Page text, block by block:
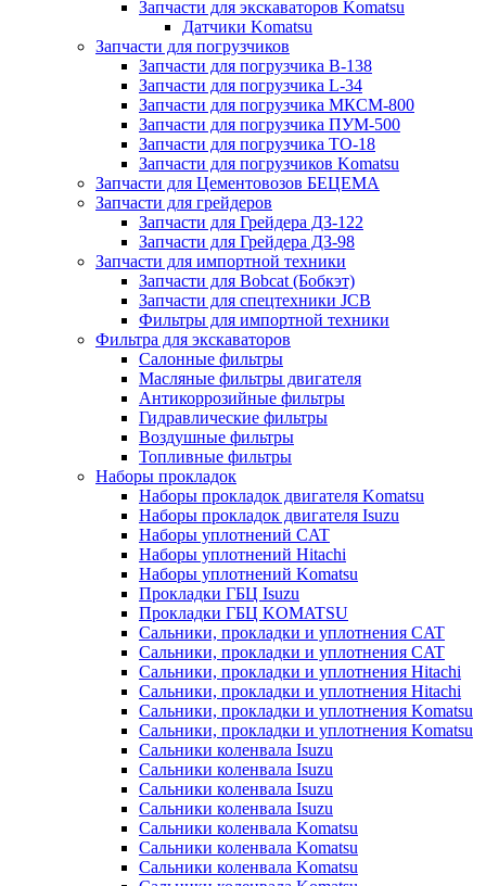
Запчасти для экскаваторов Komatsu
Датчики Komatsu
Запчасти для погрузчиков
Запчасти для погрузчика B-138
Запчасти для погрузчика L-34
Запчасти для погрузчика МКСМ-800
Запчасти для погрузчика ПУМ-500
Запчасти для погрузчика ТО-18
Запчасти для погрузчиков Komatsu
Запчасти для Цементовозов БЕЦЕМА
Запчасти для грейдеров
Запчасти для Грейдера ДЗ-122
Запчасти для Грейдера ДЗ-98
Запчасти для импортной техники
Запчасти для Bobcat (Бобкэт)
Запчасти для спецтехники JCB
Фильтры для импортной техники
Фильтра для экскаваторов
Салонные фильтры
Масляные фильтры двигателя
Антикоррозийные фильтры
Гидравлические фильтры
Воздушные фильтры
Топливные фильтры
Наборы прокладок
Наборы прокладок двигателя Komatsu
Наборы прокладок двигателя Isuzu
Наборы уплотнений CAT
Наборы уплотнений Hitachi
Наборы уплотнений Komatsu
Прокладки ГБЦ Isuzu
Прокладки ГБЦ KOMATSU
Сальники, прокладки и уплотнения CAT
Сальники, прокладки и уплотнения CAT
Сальники, прокладки и уплотнения Hitachi
Сальники, прокладки и уплотнения Hitachi
Сальники, прокладки и уплотнения Komatsu
Сальники, прокладки и уплотнения Komatsu
Сальники коленвала Isuzu
Сальники коленвала Isuzu
Сальники коленвала Isuzu
Сальники коленвала Isuzu
Сальники коленвала Komatsu
Сальники коленвала Komatsu
Сальники коленвала Komatsu